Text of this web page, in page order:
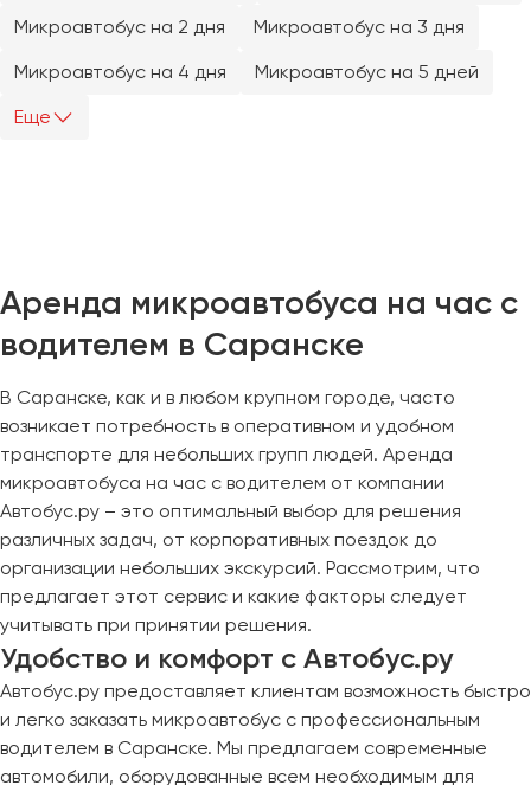
Микроавтобус на 2 дня
Микроавтобус на 3 дня
Микроавтобус на 4 дня
Микроавтобус на 5 дней
Еще
Аренда микроавтобуса на час с
водителем в Саранске
В Саранске, как и в любом крупном городе, часто
возникает потребность в оперативном и удобном
транспорте для небольших групп людей. Аренда
микроавтобуса на час с водителем от компании
Автобус.ру – это оптимальный выбор для решения
различных задач, от корпоративных поездок до
организации небольших экскурсий. Рассмотрим, что
предлагает этот сервис и какие факторы следует
учитывать при принятии решения.
Удобство и комфорт с Автобус.ру
Автобус.ру предоставляет клиентам возможность быстро
и легко заказать микроавтобус с профессиональным
водителем в Саранске. Мы предлагаем современные
автомобили, оборудованные всем необходимым для
Иваново
Иркутск
Киров
Краснодар
Курган
Курск
Липецк
Магнитогорск
Макеевка
Махачкала
Москва
Мурманск